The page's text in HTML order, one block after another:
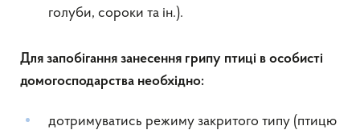
голуби, сороки та ін.).
Для запобігання занесення грипу птиці в особисті
домогосподарства необхідно:
дотримуватись режиму закритого типу (птицю